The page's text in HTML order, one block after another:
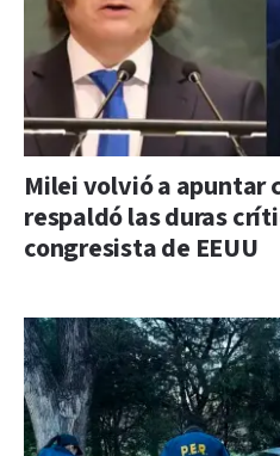
Milei volvió a apuntar
respaldó las duras
congresista de EEUU